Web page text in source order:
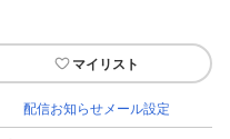
マイリスト
配信お知らせメール設定